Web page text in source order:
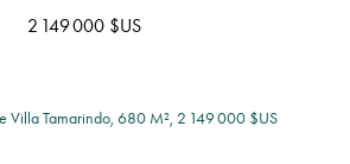
2 149 000 $US
Villa Tamarindo, 680 M², 2 149 000 $US